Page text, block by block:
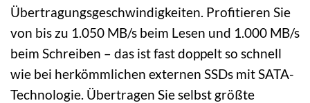
Übertragungsgeschwindigkeiten. Profitieren Sie
von bis zu 1.050 MB/s beim Lesen und 1.000 MB/s
beim Schreiben – das ist fast doppelt so schnell
wie bei herkömmlichen externen SSDs mit SATA-
Technologie. Übertragen Sie selbst größte